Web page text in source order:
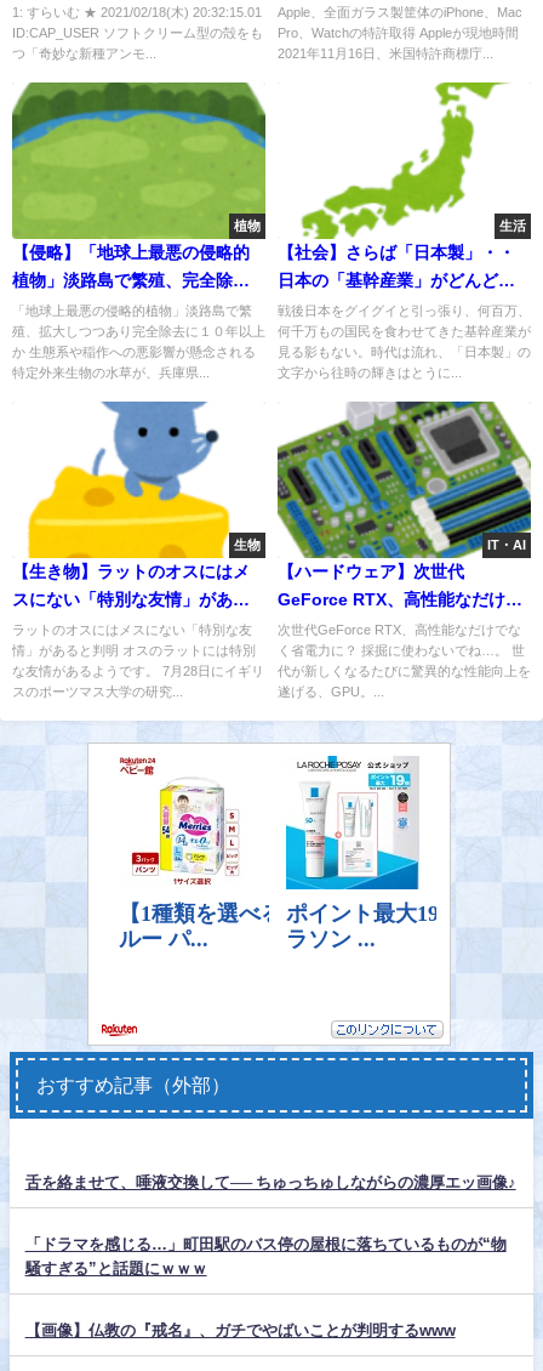
ナイト」を北海道で発見
1: すらいむ ★ 2021/02/18(木) 20:32:15.01
ID:CAP_USER ソフトクリーム型の殻をも
つ「奇妙な新種アンモ...
の特許取得！
Apple、全面ガラス製筐体のiPhone、Mac
Pro、Watchの特許取得 Appleが現地時間
2021年11月16日、米国特許商標庁...
植物
【侵略】「地球上最悪の侵略的
植物」淡路島で繁殖、完全除去
に１０年以上か
「地球上最悪の侵略的植物」淡路島で繁
殖、拡大しつつあり完全除去に１０年以上
か 生態系や稲作への悪影響が懸念される
特定外来生物の水草が、兵庫県...
生活
【社会】さらば「日本製」・・
日本の「基幹産業」がどんどん
消えてなくなる！？
戦後日本をグイグイと引っ張り、何百万、
何千万もの国民を食わせてきた基幹産業が
見る影もない。時代は流れ、「日本製」の
文字から往時の輝きはとうに...
生物
【生き物】ラットのオスにはメ
スにない「特別な友情」があっ
た！
ラットのオスにはメスにない「特別な友
情」があると判明 オスのラットには特別
な友情があるようです。 7月28日にイギリ
スのポーツマス大学の研究...
IT・AI
【ハードウェア】次世代
GeForce RTX、高性能なだけで
なく省電力に？
次世代GeForce RTX、高性能なだけでな
く省電力に？ 採掘に使わないでね…。 世
代が新しくなるたびに驚異的な性能向上を
遂げる、GPU。...
おすすめ記事（外部）
舌を絡ませて、唾液交換して── ちゅっちゅしながらの濃厚エッ画像♪
「ドラマを感じる…」町田駅のバス停の屋根に落ちているものが“物
騒すぎる”と話題にｗｗｗ
【画像】仏教の『戒名』、ガチでやばいことが判明するwww